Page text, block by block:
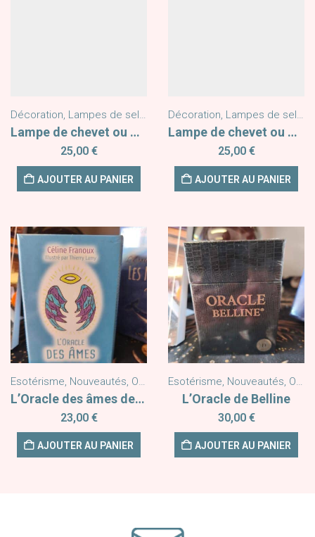
Décoration, Lampes de sel Himalaya ,Nouveautés
Lampe de chevet ou d’ambiance Soleil Lune
25,00 €
AJOUTER AU PANIER
Décoration, Lampes de sel Himalaya
Lampe de chevet ou d’ambiance Lune Œil Protecteur
25,00 €
AJOUTER AU PANIER
Esotérisme, Nouveautés, Oracles
L’Oracle des âmes de Céline Franoux
23,00 €
AJOUTER AU PANIER
Esotérisme, Nouveautés, Oracles
L’Oracle de Belline
30,00 €
AJOUTER AU PANIER